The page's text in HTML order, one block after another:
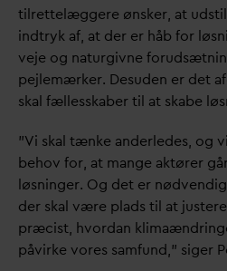
tilrettelæggere ønsker, at
indtryk af, at der er håb for
veje og naturgivne
pejlemærker. Desuden er det
skal fællesskaber til at skabe
”Vi skal tænke anderledes, og
behov for, at mange aktører
løsninger. Og det er
der skal være plads til at
præcist, hvordan
påvirke vores samfund,” siger